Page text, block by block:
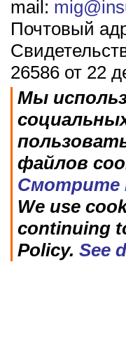
mail:
Почтовый
26586 от 22
Мы
файлов
Смотрите
We use
continuing
Policy. See